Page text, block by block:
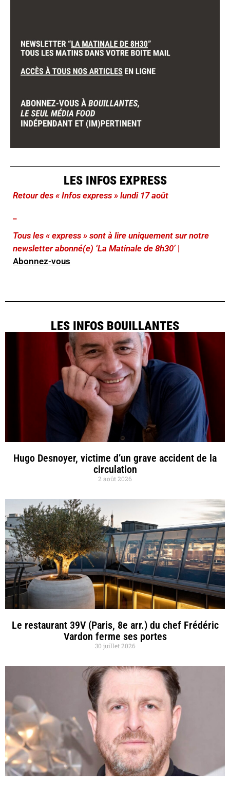
LES INFOS EXPRESS
Retour des « Infos express » lundi 17 août
Tous les « express » sont à lire uniquement sur notre
newsletter abonné(e) ‘La Matinale de 8h30’ |
Abonnez-vous
LES INFOS BOUILLANTES
Hugo Desnoyer, victime d’un grave accident de la
circulation
2 août 2026
Le restaurant 39V (Paris, 8e arr.) du chef Frédéric
Vardon ferme ses portes
30 juillet 2026